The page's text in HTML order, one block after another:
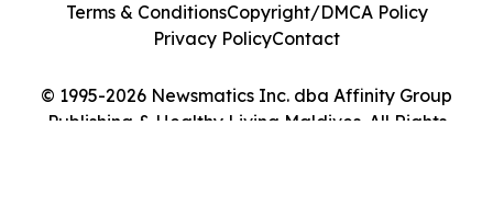
© 1995-2026 Newsmatics Inc. dba Affinity Group
Publishing & Healthy Living Maldives. All Rights
Terms & ConditionsCopyright/DMCA Policy
Privacy PolicyContact